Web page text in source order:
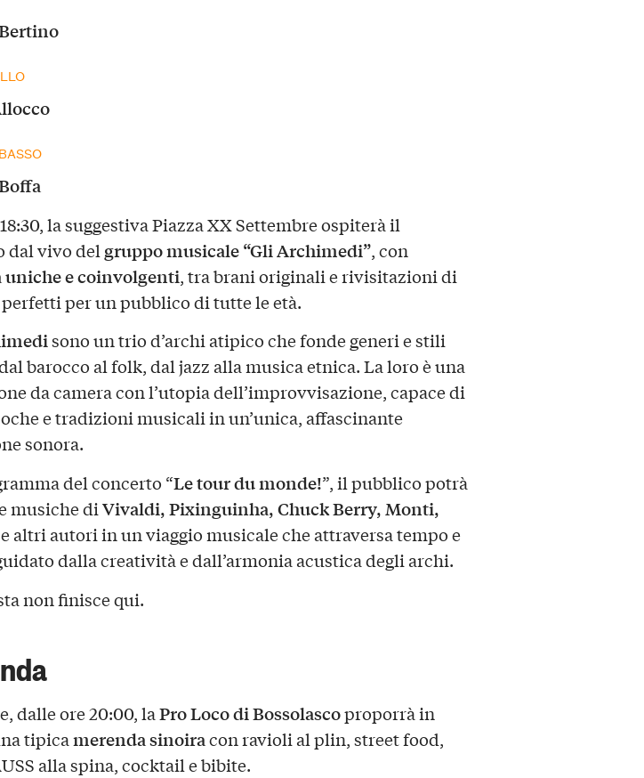
la suggestiva Piazza XX Settembre ospiterà il
dal vivo del gruppo musicale “Gli Archimedi”, con
uniche e coinvolgenti, tra brani originali e rivisitazioni di
per un pubblico di tutte le età.
sono un trio d’archi atipico che fonde generi e stili
barocco al folk, dal jazz alla musica etnica. La loro è una
da camera con l’utopia dell’improvvisazione, capace di
e tradizioni musicali in un’unica, affascinante
sonora.
del concerto “Le tour du monde!”, il pubblico potrà
musiche diVivaldi, Pixinguinha, Chuck Berry, Monti,
altri autori in un viaggio musicale che attraversa tempo e
dalla creatività e dall’armonia acustica degli archi.
non finisce qui.
dalle ore 20:00, laPro Loco di Bossolascoproporrà in
tipicamerenda sinoiracon ravioli al plin, street food,
alla spina, cocktail e bibite.